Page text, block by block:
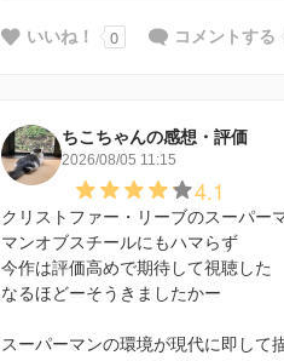
いいね！ 0 コメントする
ちこちゃんの感想・評価
2026/08/05 11:15
4.1
クリストファー・リーブのスーパ
マンオブスチールにもハマらず
今作は評価高めで期待して視聴した
なるほどーそうきましたかー
スーパーマンの環境が現代に即して